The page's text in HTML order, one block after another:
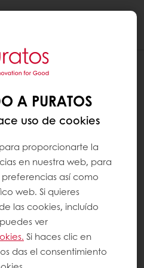
inorgánicas que
y que el cuerpo
correctamente.
en grandes
o más gramos al día
requieren en
decir, uno o más
al día (por
son los llamados
A PURATOS
uso de cookies
proporcionarte la
en nuestra web, para
así como
web. Si quieres
las cookies, incluído
ver
Si haces clic en
das el consentimiento